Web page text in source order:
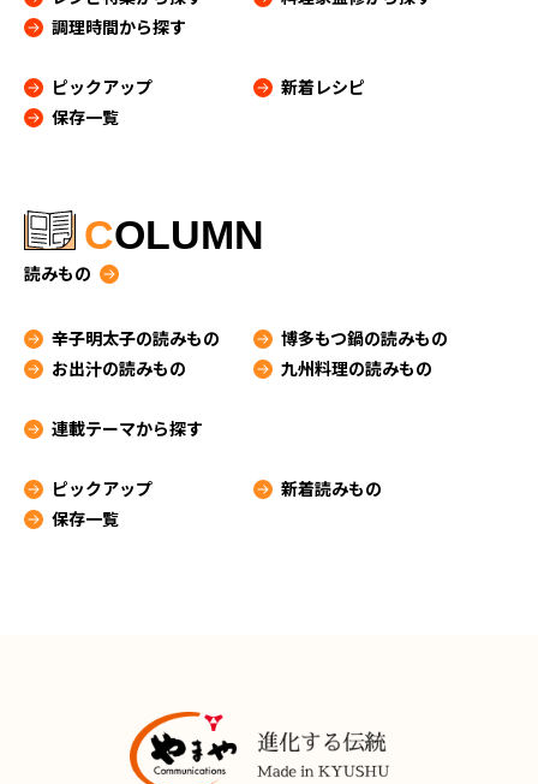
調理時間から探す
ピックアップ
新着レシピ
保存一覧
COLUMN
読みもの
辛子明太子の読みもの
博多もつ鍋の読みもの
お出汁の読みもの
九州料理の読みもの
連載テーマから探す
ピックアップ
新着読みもの
保存一覧